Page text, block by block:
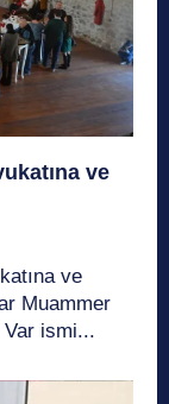
ve
ve
Muammer
Var ismi...